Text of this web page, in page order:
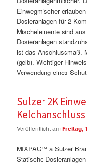
Einwegmischer
Dosieranlagen für 2-
Mischelemente sind
Dosieranlagen
ist das Anschlussmaß.
(gelb). Wichtiger
Verwendung eines
Sulzer 2K
Kelchanschluss
Veröffentlicht amFreitag,
MIXPAC™ a Sulzer
Statische